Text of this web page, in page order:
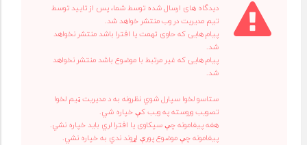
دیدگاه های ارسال شده توسط شما، پس از تایید توسط
تیم مدیریت در وب منتشر خواهد شد.
پیام هایی که حاوی تهمت یا افترا باشد منتشر نخواهد
شد.
پیام هایی که غیر مرتبط با موضوع باشد منتشر نخواهد
شد.
ستاسو لخوا سپارل شوي نظرونه به د مدیریت ټیم لخوا
تصویب وروسته په ویب کې خپاره شي.
هغه پیغامونه چې سپکاوی یا افترا لري باید خپاره نشي.
پیغامونه چې موضوع پورې اړوند ندي به خپاره نشي.